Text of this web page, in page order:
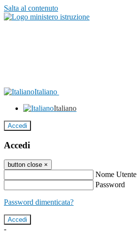
Salta al contenuto
Italiano
Italiano
Accedi
Accedi
button close ×
Nome Utente
Password
Password dimenticata?
-